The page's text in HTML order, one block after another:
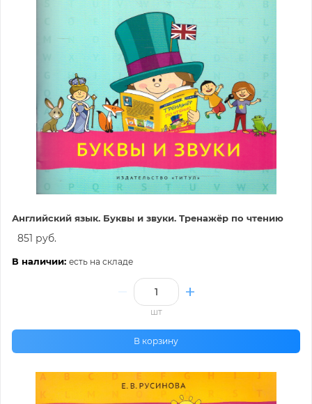
Английский язык. Буквы и звуки. Тренажёр по чтению
851 руб.
В наличии: есть на складе
шт
В корзину